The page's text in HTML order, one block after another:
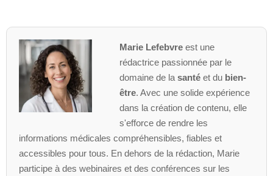
Marie Lefebvre est une
rédactrice passionnée par le
domaine de la santé et du bien-
être. Avec une solide expérience
dans la création de contenu, elle
s'efforce de rendre les
informations médicales compréhensibles, fiables et
accessibles pour tous. En dehors de la rédaction, Marie
participe à des webinaires et des conférences sur les